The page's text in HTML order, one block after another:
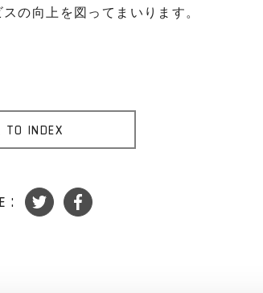
の向上を図ってまいります。
INDEX
: